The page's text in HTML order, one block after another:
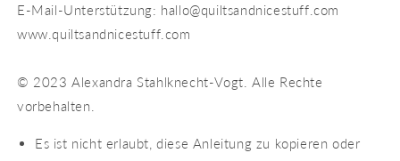
E-Mail-Unterstützung: hallo@quiltsandnicestuff.com
www.quiltsandnicestuff.com
© 2023 Alexandra Stahlknecht-Vogt. Alle Rechte
vorbehalten.
Es ist nicht erlaubt, diese Anleitung zu kopieren oder